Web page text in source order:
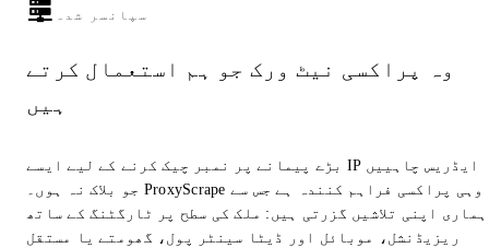
سپانسر شدہ
وہ پراکسی نیٹ ورک جو ہم استعمال کرتے
ہیں
بڑے پیمانے پر نمبر چیک کرنے کے لیے ایسے IP ایڈریس چاہییں
جو بلاک نہ ہوں۔ ProxyScrape وہی پراکسی فراہم کنندہ ہے جس سے
ہماری اپنی تلاشیں گزرتی ہیں: ملک کی سطح پر ٹارگٹنگ کے ساتھ
ریزیڈنشل، موبائل اور ڈیٹا سینٹر پول، گھومتے یا مستقل